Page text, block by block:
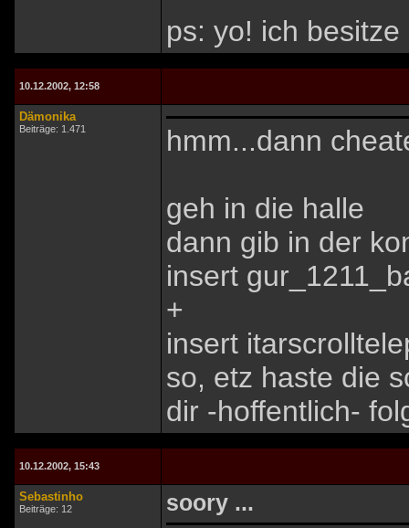
ps: yo! ich
10.12.2002, 12:58
Dämonika
Beiträge: 1.471 hmm...dann
geh in die halle
dann gib in der
insert
+
insert
so, etz haste die
dir -hoffentlich-
10.12.2002, 15:43
Sebastinho
Beiträge: 12 soory ...